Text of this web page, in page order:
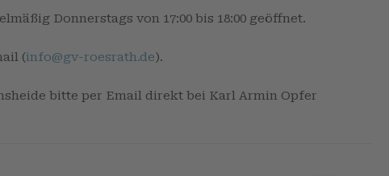
Donnerstags von 17:00 bis 18:00 geöffnet.
(info@gv-roesrath.de).
bitte per Email direkt bei Karl Armin Opfer